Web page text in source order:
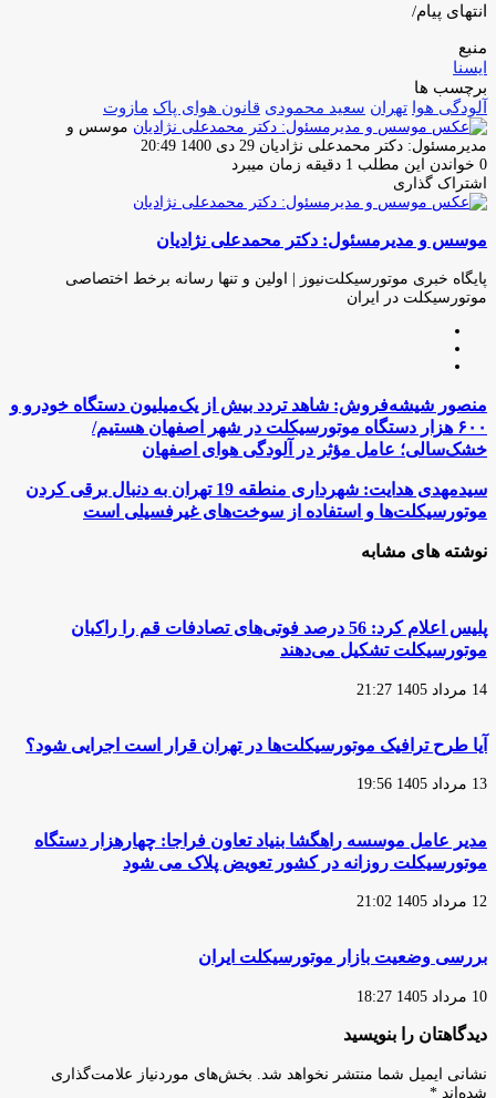
انتهای پیام/
منبع
ایسنا
برچسب ها
آلودگی هوا تهران سعید محمودی قانون هوای پاک مازوت
موسس و
مدیرمسئول: دکتر محمدعلی نژادیان ارسال
ایمیل
29 دی 1400 20:49
0 خواندن این مطلب 1 دقیقه زمان میبرد
اشتراک گذاری
فیس
توئیتر
لینکدین
واتس
تلگرام
اشتراک
از
ایمیل
چاپ
موسس و مدیرمسئول: دکتر محمدعلی نژادیان
پایگاه خبری موتورسیکلت‌نیوز | اولین و تنها رسانه برخط اختصاصی
موتورسیکلت در ایران
منصور
شیشه‌فروش:
شاهد
تردد
از
یک‌میلیون
خودرو
دستگاه
موتورسیکلت
شهر
اصفهان
خشک‌سالی؛
مؤثر
هوای
اصفهان
منصور شیشه‌فروش: شاهد تردد بیش از یک‌میلیون دستگاه خودرو و
۶۰۰ هزار دستگاه موتورسیکلت در شهر اصفهان هستیم/
خشک‌سالی؛ عامل مؤثر در آلودگی هوای اصفهان
سیدمهدی
هدایت:
شهرداری
منطقه
19
دنبال
برقی
کردن
و
از
سوخت‌های
است
سیدمهدی هدایت: شهرداری منطقه 19 تهران به دنبال برقی کردن
موتورسیکلت‌ها و استفاده از سوخت‌های غیرفسیلی است
نوشته های مشابه
پلیس اعلام کرد: 56 درصد فوتی‌های تصادفات قم را راکبان
موتورسیکلت تشکیل می‌دهند
14 مرداد 1405 21:27
آیا طرح ترافیک موتورسیکلت‌ها در تهران قرار است اجرایی شود؟
13 مرداد 1405 19:56
مدیر عامل موسسه راهگشا بنیاد تعاون فراجا: چهارهزار دستگاه
موتورسیکلت روزانه در کشور تعویض پلاک می شود
12 مرداد 1405 21:02
بررسی وضعیت بازار موتورسیکلت ایران
10 مرداد 1405 18:27
دیدگاهتان را بنویسید
نشانی ایمیل شما منتشر نخواهد شد.
بخش‌های موردنیاز علامت‌گذاری
شده‌اند *